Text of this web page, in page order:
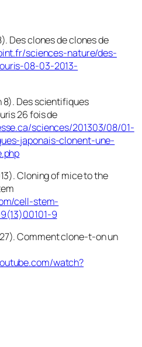
Des clones de clones de
sciences-nature/des-
08-03-2013-
8). Des scientifiques
26 fois de
sciences/201303/08/01-
japonais-clonent-une-
Cloning of mice to the
cell-stem-
9
Comment clone-t-on un
watch?